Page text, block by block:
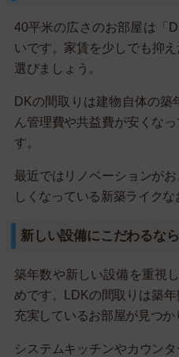
40平米の広さのお部屋は「
いです。家賃を少しでも抑
選びましょう。
DKの間取りは建物自体の築
ん管理費や共益費が安くな
す。
最近ではリノベーションが
しくなっている新築ライクな
新しい設備にこだわるなら
築年数や新しい設備を重視
めです。LDKの間取りは築
充実しているお部屋が見つか
システムキッチンやカウン